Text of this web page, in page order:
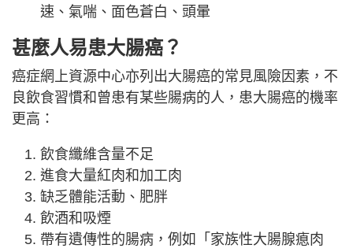
速、氣喘、面色蒼白、頭暈
甚麼人易患大腸癌？
癌症網上資源中心亦列出大腸癌的常見風險因素，不
良飲食習慣和曾患有某些腸病的人，患大腸癌的機率
更高：
飲食纖維含量不足
進食大量紅肉和加工肉
缺乏體能活動、肥胖
飲酒和吸煙
帶有遺傳性的腸病，例如「家族性大腸腺瘜肉